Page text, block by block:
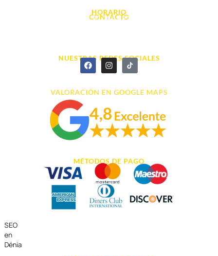
HORARIO
L. - S. 10:00h a 22:00h
CONTACTO
NUESTRAS REDES SOCIALES
VALORACIÓN EN GOOGLE MAPS
MÉTODOS DE PAGO
SEO
en
Dénia